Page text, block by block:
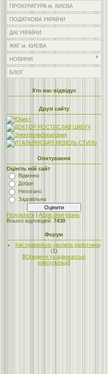
ПРОКУРАТУРА м. КИЄВА
ПОДАТКОВА УКРАЇНИ
ДАІ УКРАЇНИ
ЖКГ м. КИЄВА
НОВИНИ
БЛОГ
Хто нас відвідує
Друзі сайту
Опитування
Оцініть мій сайт
Відмінно
Добре
Непогано
Задовільно
Результати | Архів опитувань
Всього відповідей: 7430
Форум
Как правильно уволить работника
(1)
[Юридичні та адвокатські
консультації]